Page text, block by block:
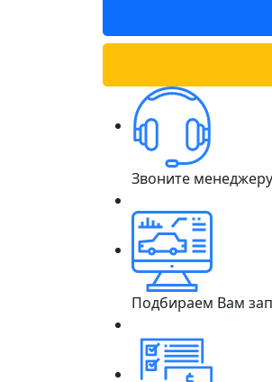
Звоните менеджеру
Подбираем Вам